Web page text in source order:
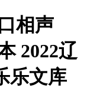
相声
2022辽
乐文库